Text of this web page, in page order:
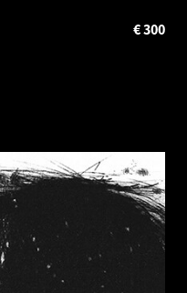
300
€